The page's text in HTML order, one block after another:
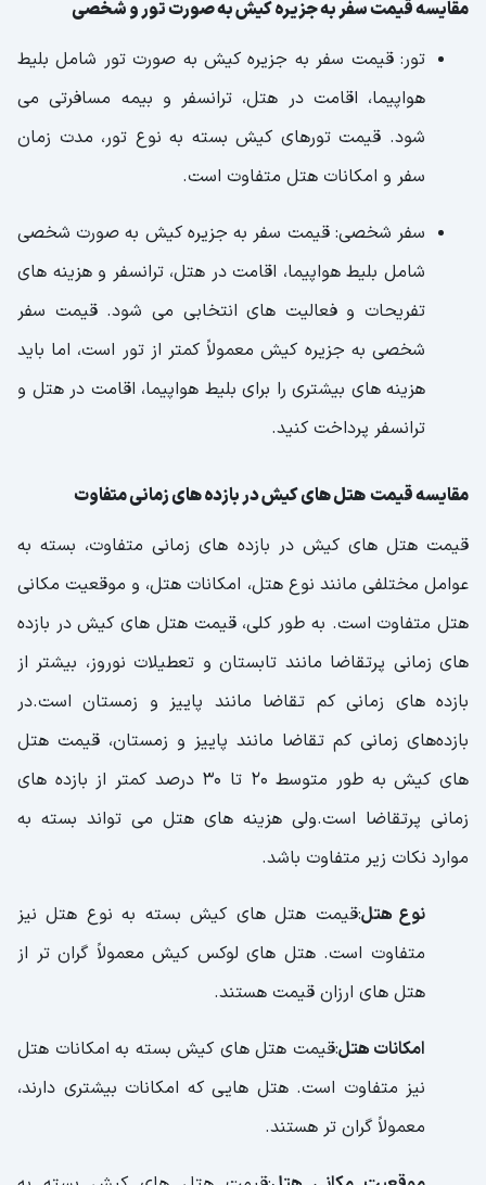
مقایسه قیمت سفر به جزیره کیش به صورت تور و شخصی
تور: قیمت سفر به جزیره کیش به صورت تور شامل بلیط
هواپیما، اقامت در هتل، ترانسفر و بیمه مسافرتی می
شود. قیمت تورهای کیش بسته به نوع تور، مدت زمان
سفر و امکانات هتل متفاوت است.
سفر شخصی: قیمت سفر به جزیره کیش به صورت شخصی
شامل بلیط هواپیما، اقامت در هتل، ترانسفر و هزینه های
تفریحات و فعالیت های انتخابی می شود. قیمت سفر
شخصی به جزیره کیش معمولاً کمتر از تور است، اما باید
هزینه های بیشتری را برای بلیط هواپیما، اقامت در هتل و
ترانسفر پرداخت کنید.
مقایسه قیمت هتل های کیش در بازده های زمانی متفاوت
قیمت هتل های کیش در بازده های زمانی متفاوت، بسته به
عوامل مختلفی مانند نوع هتل، امکانات هتل، و موقعیت مکانی
هتل متفاوت است. به طور کلی، قیمت هتل های کیش در بازده
های زمانی پرتقاضا مانند تابستان و تعطیلات نوروز، بیشتر از
بازده های زمانی کم تقاضا مانند پاییز و زمستان است.در
بازده‌های زمانی کم تقاضا مانند پاییز و زمستان، قیمت هتل
های کیش به طور متوسط 20 تا 30 درصد کمتر از بازده های
زمانی پرتقاضا است.ولی هزینه های هتل می تواند بسته به
موارد نکات زیر متفاوت باشد.
نوع هتل:قیمت هتل های کیش بسته به نوع هتل نیز
متفاوت است. هتل های لوکس کیش معمولاً گران تر از
هتل های ارزان قیمت هستند.
امکانات هتل:قیمت هتل های کیش بسته به امکانات هتل
نیز متفاوت است. هتل هایی که امکانات بیشتری دارند،
معمولاً گران تر هستند.